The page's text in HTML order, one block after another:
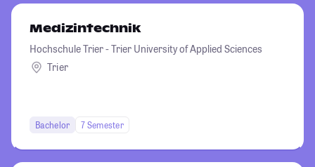
Medizintechnik
Hochschule Trier - Trier University of Applied Sciences
Trier
Bachelor 7 Semester